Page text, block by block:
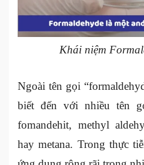
Khái niệm
Ngoài tên gọi
biết đến với nhiều tên
fomandehit, methyl
hay metana. Trong thực